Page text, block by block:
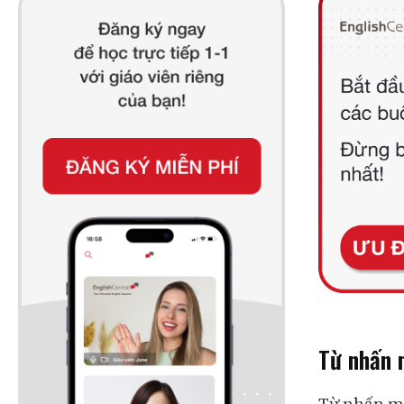
Từ nhấn